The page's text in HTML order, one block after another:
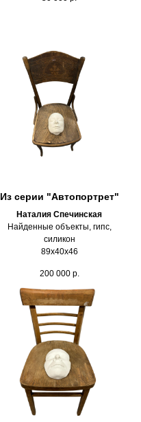
Из серии "Автопортрет"
Наталия Спечинская
Найденные объекты, гипс,
силикон
89х40х46
200 000 р.